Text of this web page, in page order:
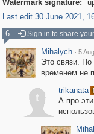
Watermark signature:
Last edit 30 June 2021,
6
Sign in to share
Mihalych · 5
Это связи.
временем не
t
trikanata
А про